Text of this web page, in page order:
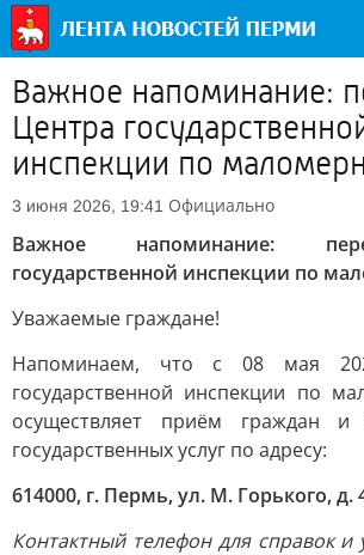
Важное напоминание:
Центра
инспекции по
3 июня 2026, 19:41 Официально
Важное напоминание:
государственной инспекции по
Уважаемые граждане!
Напоминаем, что с 08 мая
государственной инспекции по
осуществляет приём граждан и
государственных услуг по адресу:
614000, г. Пермь, ул. М. Горького, д.
Контактный телефон для справок и